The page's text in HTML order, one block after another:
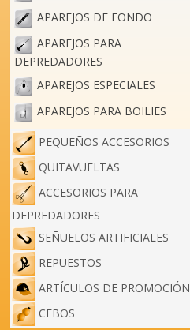
APAREJOS DE FONDO
APAREJOS PARA
DEPREDADORES
APAREJOS ESPECIALES
APAREJOS PARA BOILIES
PEQUEÑOS ACCESORIOS
QUITAVUELTAS
ACCESORIOS PARA
DEPREDADORES
SEÑUELOS ARTIFICIALES
REPUESTOS
ARTÍCULOS DE PROMOCIÓN
CEBOS